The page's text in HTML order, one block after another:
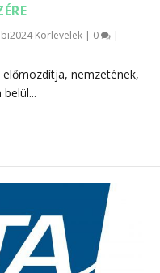
Körlevelek | 0 |
előmozdítja, nemzetének,